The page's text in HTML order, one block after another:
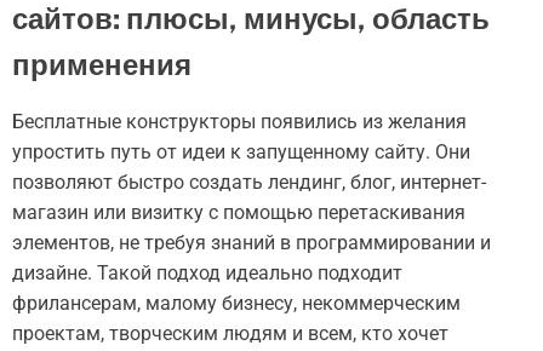
сайтов: плюсы, минусы, область
применения
Бесплатные конструкторы появились из желания
упростить путь от идеи к запущенному сайту. Они
позволяют быстро создать лендинг, блог, интернет-
магазин или визитку с помощью перетаскивания
элементов, не требуя знаний в программировании и
дизайне. Такой подход идеально подходит
фрилансерам, малому бизнесу, некоммерческим
проектам, творческим людям и всем, кто хочет